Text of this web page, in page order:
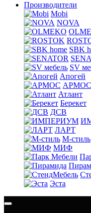
Производители
Mobi
NOVA
SBK
SV
Апогей
АРМОС
Атлант
Берекет
ДСВ
ЛАРТ
М-стиль
МИФ
Эста